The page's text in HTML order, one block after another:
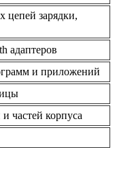
цепей зарядки,
адаптеров
и приложений
частей корпуса